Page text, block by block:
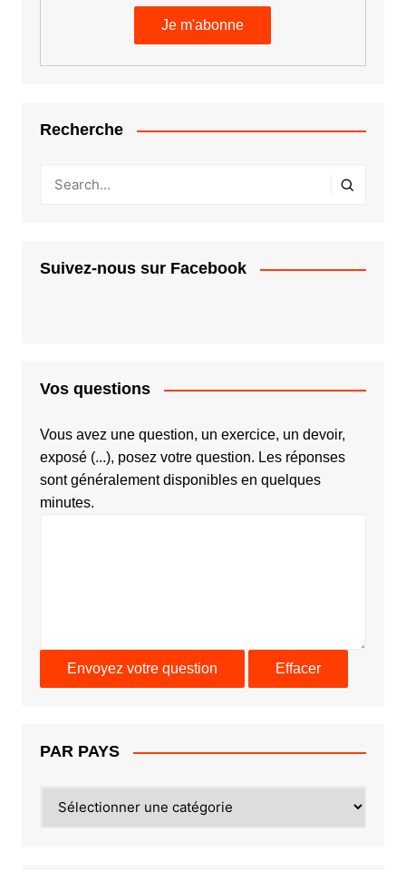
Recherche
Suivez-nous sur Facebook
Vos questions
Vous avez une question, un exercice, un devoir,
exposé (...), posez votre question. Les réponses
sont généralement disponibles en quelques
minutes.
PAR PAYS
PAYS